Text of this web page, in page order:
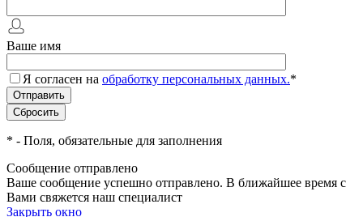
Ваше имя
Я согласен на обработку персональных данных.*
* - Поля, обязательные для заполнения
Сообщение отправлено
Ваше сообщение успешно отправлено. В ближайшее время с
Вами свяжется наш специалист
Закрыть окно